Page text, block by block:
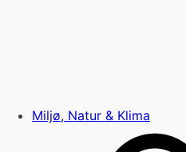
Miljø, Natur & Klima